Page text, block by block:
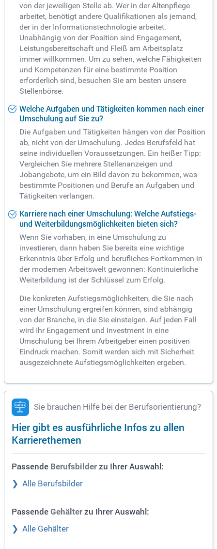
von der jeweiligen Stelle ab. Wer in der Altenpflege
arbeitet, benötigt andere Qualifikationen als jemand,
der in der Informationstechnologie arbeitet.
Unabhängig von der Position sind Engagement,
Leistungsbereitschaft und Fleiß am Arbeitsplatz
immer willkommen. Um zu sehen, welche Fähigkeiten
und Kompetenzen für eine bestimmte Position
erforderlich sind, besuchen Sie am besten unsere
Stellenbörse.
Welche Aufgaben und Tätigkeiten kommen nach einer
Umschulung auf Sie zu?
Die Aufgaben und Tätigkeiten hängen von der Position
ab, nicht von der Umschulung. Jedes Berufsfeld hat
seine individuellen Voraussetzungen. Ein heißer Tipp:
Vergleichen Sie mehrere Stellenanzeigen und
Jobangebote, um ein Bild davon zu bekommen, was
bestimmte Positionen und Berufe an Aufgaben und
Tätigkeiten verlangen.
Karriere nach einer Umschulung: Welche Aufstiegs-
und Weiterbildungsmöglichkeiten bieten sich?
Wenn Sie vorhaben, in eine Umschulung zu
investieren, dann haben Sie bereits eine wichtige
Erkenntnis über Erfolg und berufliches Fortkommen in
der modernen Arbeitswelt gewonnen: Kontinuierliche
Weiterbildung ist der Schlüssel zum Erfolg.
Die konkreten Aufstiegsmöglichkeiten, die Sie nach
einer Umschulung ergreifen können, sind abhängig
von der Branche, in die Sie einsteigen. Auf jeden Fall
wird Ihr Engagement und Investment in eine
Umschulung bei Ihrem Arbeitgeber einen positiven
Eindruck machen. Somit werden sich mit Sicherheit
ausgezeichnete Aufstiegsmöglichkeiten ergeben.
Sie brauchen Hilfe bei der Berufsorientierung?
Hier gibt es ausführliche Infos zu allen
Karrierethemen
Passende Berufsbilder zu Ihrer Auswahl:
Alle Berufsbilder
Passende Gehälter zu Ihrer Auswahl:
Alle Gehälter